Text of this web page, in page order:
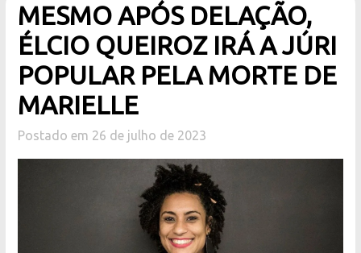
MESMO APÓS DELAÇÃO,
ÉLCIO QUEIROZ IRÁ A JÚRI
POPULAR PELA MORTE DE
MARIELLE
Postado em 26 de julho de 2023